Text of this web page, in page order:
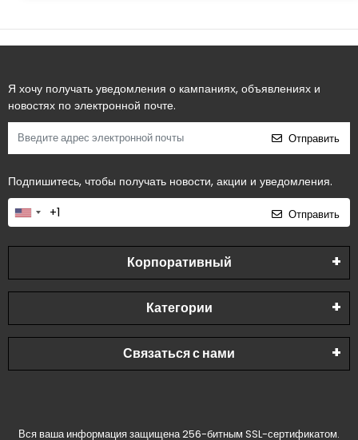
Я хочу получать уведомления о кампаниях, объявлениях и
новостях по электронной почте.
Отправить
Подпишитесь, чтобы получать новости, акции и уведомления.
Отправить
Корпоративный
Категории
Связаться с нами
Вся ваша информация защищена 256-битным SSL-сертификатом.